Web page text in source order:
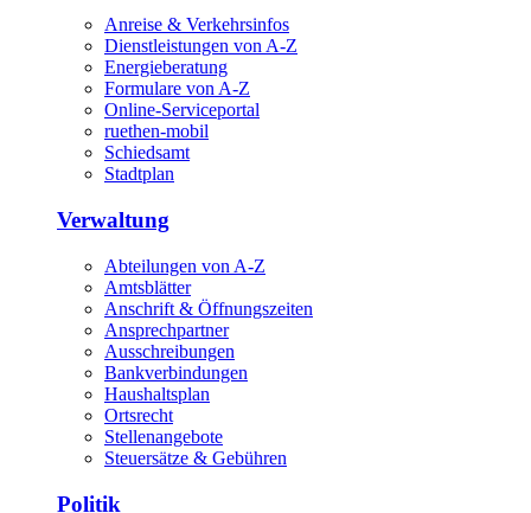
Anreise & Verkehrsinfos
Dienstleistungen von A-Z
Energieberatung
Formulare von A-Z
Online-Serviceportal
ruethen-mobil
Schiedsamt
Stadtplan
Verwaltung
Abteilungen von A-Z
Amtsblätter
Anschrift & Öffnungszeiten
Ansprechpartner
Ausschreibungen
Bankverbindungen
Haushaltsplan
Ortsrecht
Stellenangebote
Steuersätze & Gebühren
Politik